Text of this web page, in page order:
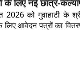
के लिए नई छात्र-
को गुवाहाटी के
लिए आवेदन पत्रों का